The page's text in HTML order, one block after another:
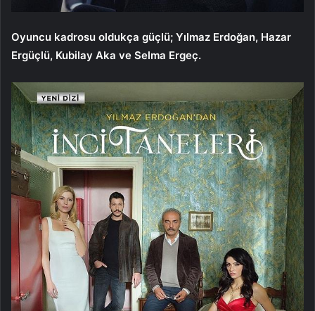
Oyuncu kadrosu oldukça güçlü; Yılmaz Erdoğan, Hazar
Ergüçlü, Kubilay Aka ve Selma Ergeç.